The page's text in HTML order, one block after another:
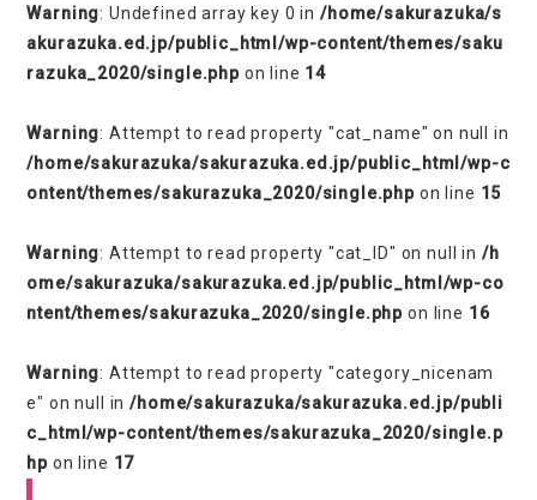
Warning: Undefined array key 0 in /home/sakurazuka/s
akurazuka.ed.jp/public_html/wp-content/themes/saku
razuka_2020/single.phpon line 14
Warning: Attempt to read property "cat_name" on null in
/home/sakurazuka/sakurazuka.ed.jp/public_html/wp-c
ontent/themes/sakurazuka_2020/single.php on line 15
Warning: Attempt to read property "cat_ID" on null in /h
ome/sakurazuka/sakurazuka.ed.jp/public_html/wp-co
ntent/themes/sakurazuka_2020/single.php on line 16
Warning: Attempt to read property "category_nicenam
e" on null in/home/sakurazuka/sakurazuka.ed.jp/publi
c_html/wp-content/themes/sakurazuka_2020/single.p
hp on line 17